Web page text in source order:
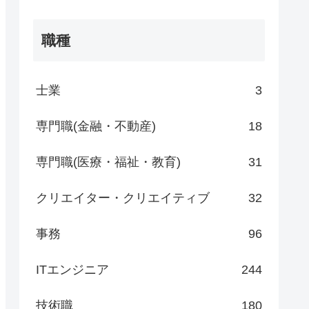
職種
士業 3
専門職(金融・不動産) 18
専門職(医療・福祉・教育) 31
クリエイター・クリエイティブ 32
事務 96
ITエンジニア 244
技術職 180